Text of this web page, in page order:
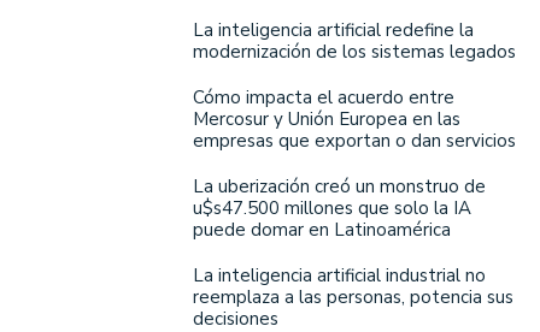
La inteligencia artificial redefine la
modernización de los sistemas legados
Cómo impacta el acuerdo entre
Mercosur y Unión Europea en las
empresas que exportan o dan servicios
La uberización creó un monstruo de
u$s47.500 millones que solo la IA
puede domar en Latinoamérica
La inteligencia artificial industrial no
reemplaza a las personas, potencia sus
decisiones